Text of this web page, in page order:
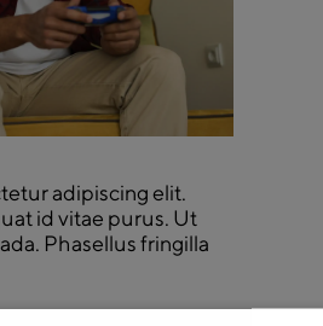
adipiscing elit.
id vitae purus. Ut
Phasellus fringilla